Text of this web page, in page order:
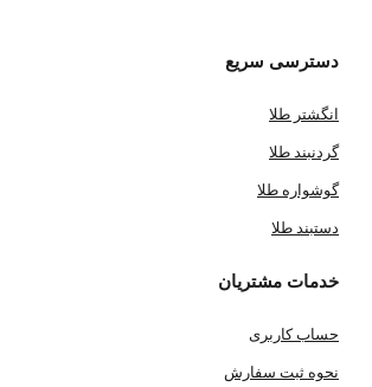
دسترسی سریع
انگشتر طلا
گردنبند طلا
گوشواره طلا
دستبند طلا
خدمات مشتریان
حساب کاربری
نحوه ثبت سفارش